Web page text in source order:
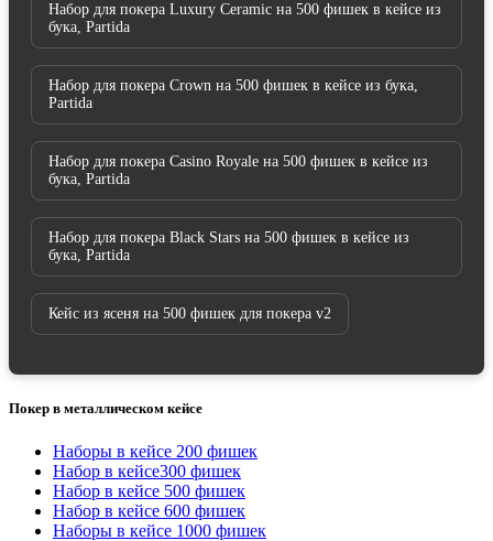
Набор для покера Luxury Ceramic на 500 фишек в кейсе из
бука, Partida
Набор для покера Crown на 500 фишек в кейсе из бука,
Partida
Набор для покера Casino Royale на 500 фишек в кейсе из
бука, Partida
Набор для покера Black Stars на 500 фишек в кейсе из
бука, Partida
Кейс из ясеня на 500 фишек для покера v2
Покер в металлическом кейсе
Наборы в кейсе 200 фишек
Набор в кейсе300 фишек
Набор в кейсе 500 фишек
Набор в кейсе 600 фишек
Наборы в кейсе 1000 фишек